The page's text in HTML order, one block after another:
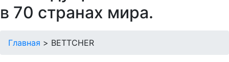
в 70 странах мира.
Главная > BETTCHER